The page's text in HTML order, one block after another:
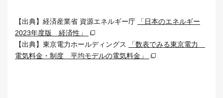
【出典】経済産業省 資源エネルギー庁
「日本のエネルギー
2023年度版 経済性」
【出典】東京電力ホールディングス
「数表でみる東京電力
電気料金・制度 平均モデルの電気料金」